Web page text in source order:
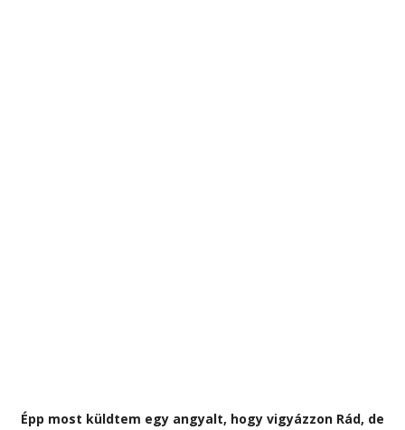
Épp most küldtem egy angyalt, hogy vigyázzon Rád, de